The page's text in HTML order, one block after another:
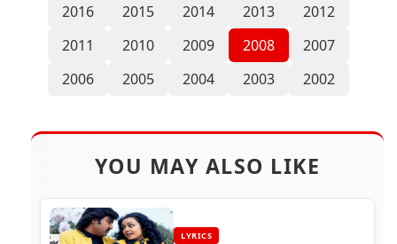
2016
2015 2014 2013
2012
2011
2010 2009 2008
2007
2006
2005 2004 2003 2002
YOU MAY ALSO LIKE
LYRICS